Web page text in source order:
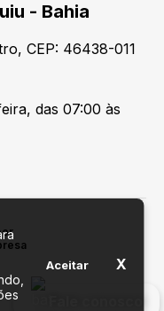
- Bahia
CEP: 46438-011
das 07:00 às
Aceitar X